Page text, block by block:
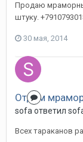
Продаю
штуку.
30 мая, 2014
Отдам
sofa ответил
Всех тараканов